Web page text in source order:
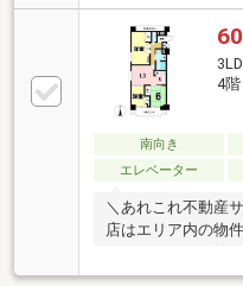
4
南向き
エレベーター
＼あれこれ不動産
店はエリア内の物
ほかのページで気
森南小学校／長森